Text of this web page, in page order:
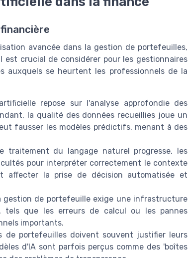
avancée dans la gestion de portefeuilles,
crucial de considérer pour les gestionnaires
auxquels se heurtent les professionnels de la
repose sur l'analyse approfondie des
la qualité des données recueillies joue un
fausser les modèles prédictifs, menant à des
traitement du langage naturel progresse, les
pour interpréter correctement le contexte
affecter la prise de décision automatisée et
gestion de portefeuille exige une infrastructure
tels que les erreurs de calcul ou les pannes
importants.
de portefeuilles doivent souvent justifier leurs
d'IA sont parfois perçus comme des 'boîtes